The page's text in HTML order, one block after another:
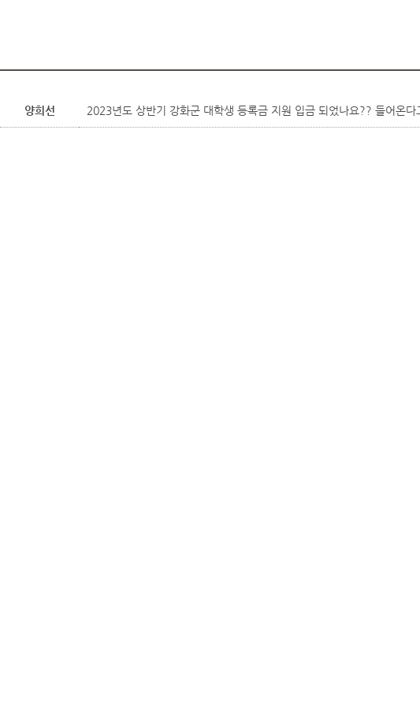
양희선 2023년도 상반기 강화군 대학생 등록금 지원 입금 되었나요?? 들어온다